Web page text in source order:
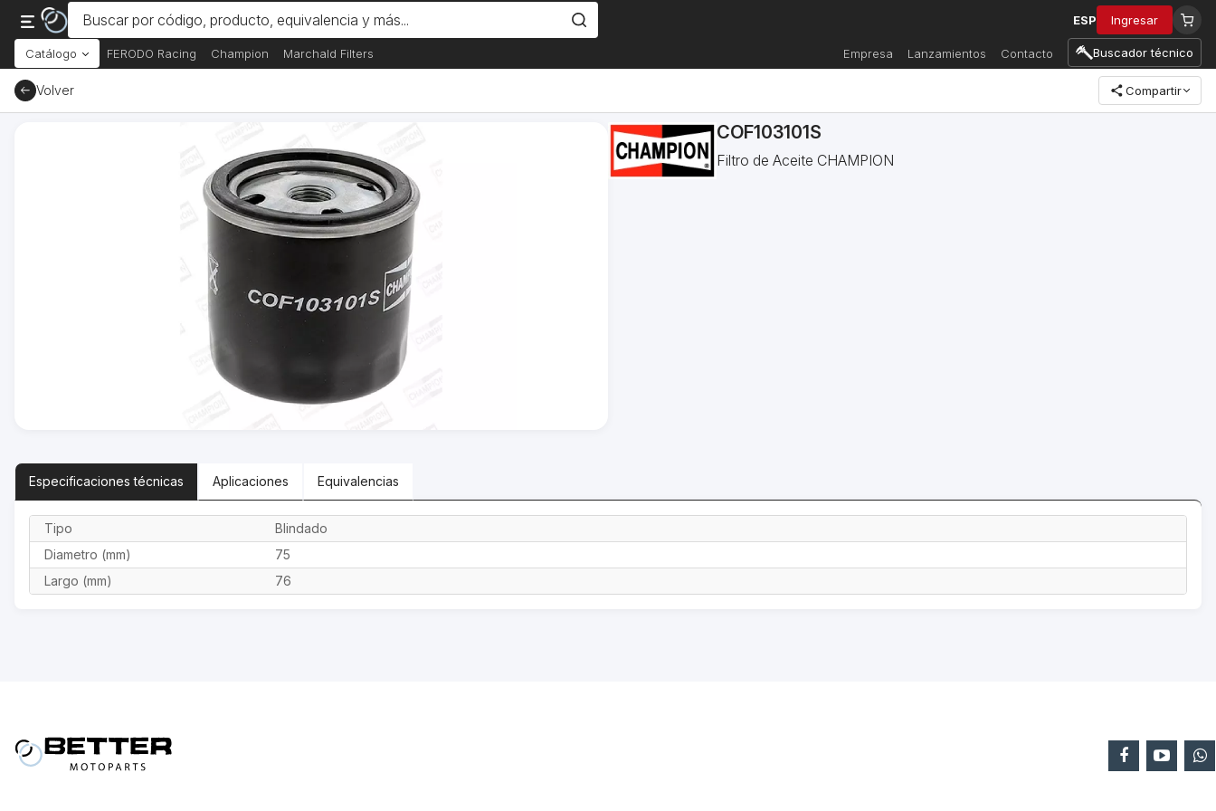
ESP Ingresar
Catálogo FERODO Racing Champion Marchald Filters Empresa Lanzamientos Contacto Buscador técnico
Volver Compartir
COF103101S
Filtro de Aceite CHAMPION
Especificacionestécnicas Aplicaciones Equivalencias
Tipo
Blindado
Diametro (mm)
75
Largo (mm)
76